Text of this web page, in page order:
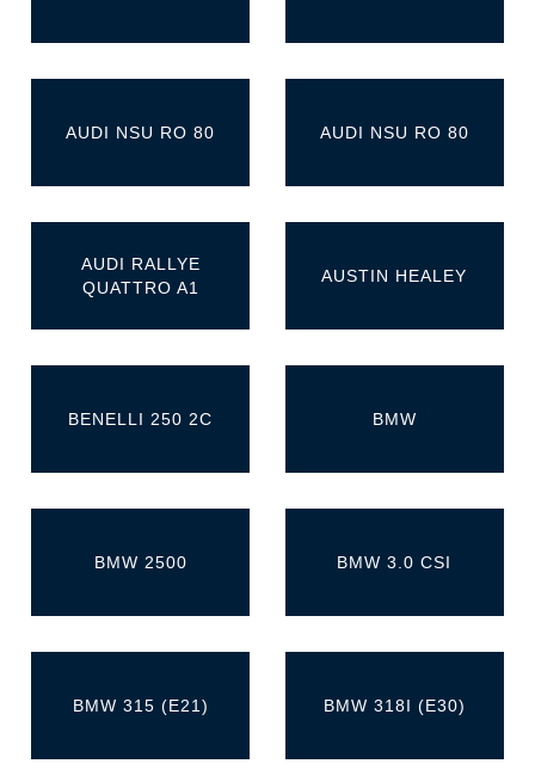
AUDI NSU RO 80 AUDI NSU RO 80
AUDI RALLYE
QUATTRO A1
AUSTIN HEALEY
BENELLI 250 2C BMW
BMW 2500 BMW 3.0 CSI
BMW 315 (E21) BMW 318I (E30)